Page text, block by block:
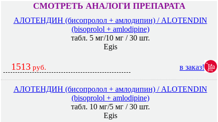
СМОТРЕТЬ АНАЛОГИ ПРЕПАРАТА
АЛОТЕНДИН (бисопролол + амлодипин) / ALOTENDIN
(bisoprolol + amlodipine)
табл. 5 мг/10 мг / 30 шт.
Egis
1513 руб. в заказ!
АЛОТЕНДИН (бисопролол + амлодипин) / ALOTENDIN
(bisoprolol + amlodipine)
табл. 10 мг/5 мг / 30 шт.
Egis